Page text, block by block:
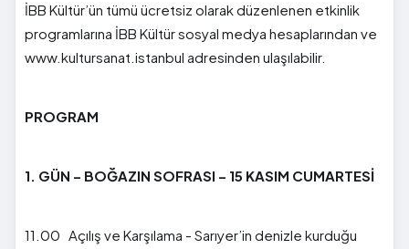
İBB Kültür’ün tümü ücretsiz olarak düzenlenen etkinlik
programlarına İBB Kültür sosyal medya hesaplarından ve
www.kultursanat.istanbul adresinden ulaşılabilir.
PROGRAM
1. GÜN – BOĞAZIN SOFRASI – 15 KASIM CUMARTESİ
11.00 Açılış ve Karşılama - Sarıyer’in denizle kurduğu